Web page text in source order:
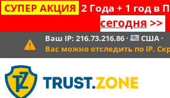
СУПЕР АКЦИЯ 2 Года + 1 год в
сегодня >>
Ваш IP: 216.73.216.86· США·
Вас можно отследить по IP.